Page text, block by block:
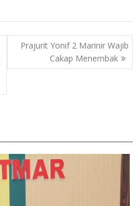
Prajurit Yonif 2 Marinir Wajib
Cakap Menembak